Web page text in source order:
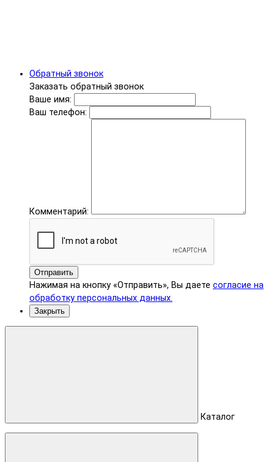
Обратный звонок
Заказать обратный звонок
Ваше имя:
Ваш телефон:
Комментарий:
Отправить
Нажимая на кнопку «Отправить», Вы даете согласие на
обработку персональных данных.
Закрыть
Каталог